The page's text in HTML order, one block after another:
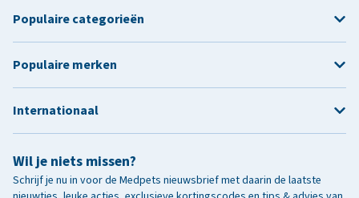
Wil je niets missen?
Schrijf je nu in voor de Medpets nieuwsbrief met daarin de laatste
Populaire categorieën
Populaire merken
Internationaal